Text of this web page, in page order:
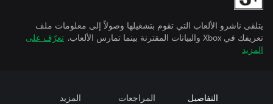
يتلقى ناشرو الألعاب التي تقوم بتشغيلها وصولاً إلى معلومات ملف
تعريفك في Xbox والبيانات المقترنة بينما تمارس الألعاب.
تعرّف على
المزيد
التفاصيل المراجعات المزيد